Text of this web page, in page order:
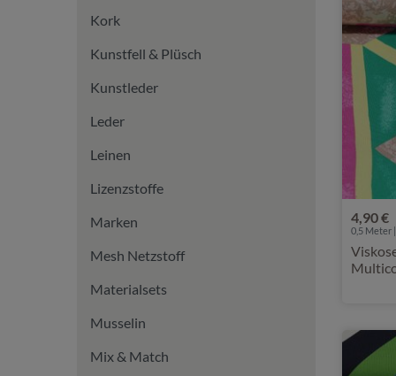
Kork
Kunstfell & Plüsch
Kunstleder
Leder
Leinen
Lizenzstoffe
Marken
Mesh Netzstoff
Materialsets
Musselin
Mix & Match
4,90 €
0,5 Meter